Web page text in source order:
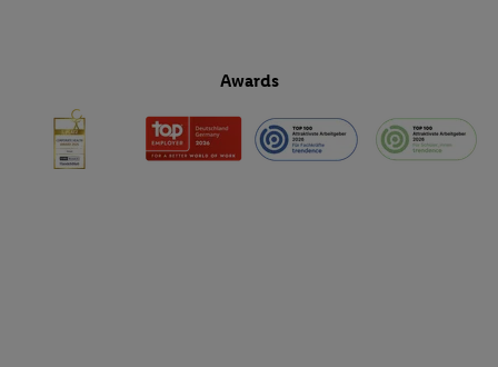
Awards